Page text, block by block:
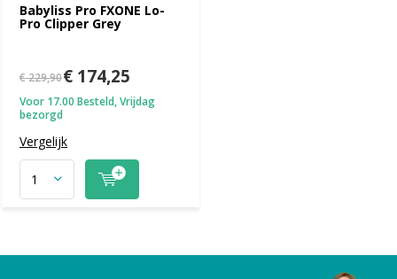
Babyliss Pro FXONE Lo-
Pro Clipper Grey
€ 229,90€ 174,25
Voor 17.00 Besteld, Vrijdag
bezorgd
Vergelijk